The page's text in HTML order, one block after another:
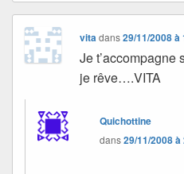
vita dans29/11/2008 à
Je t’accompagne
je rêve….VITA
Quichottine
dans29/11/2008 à